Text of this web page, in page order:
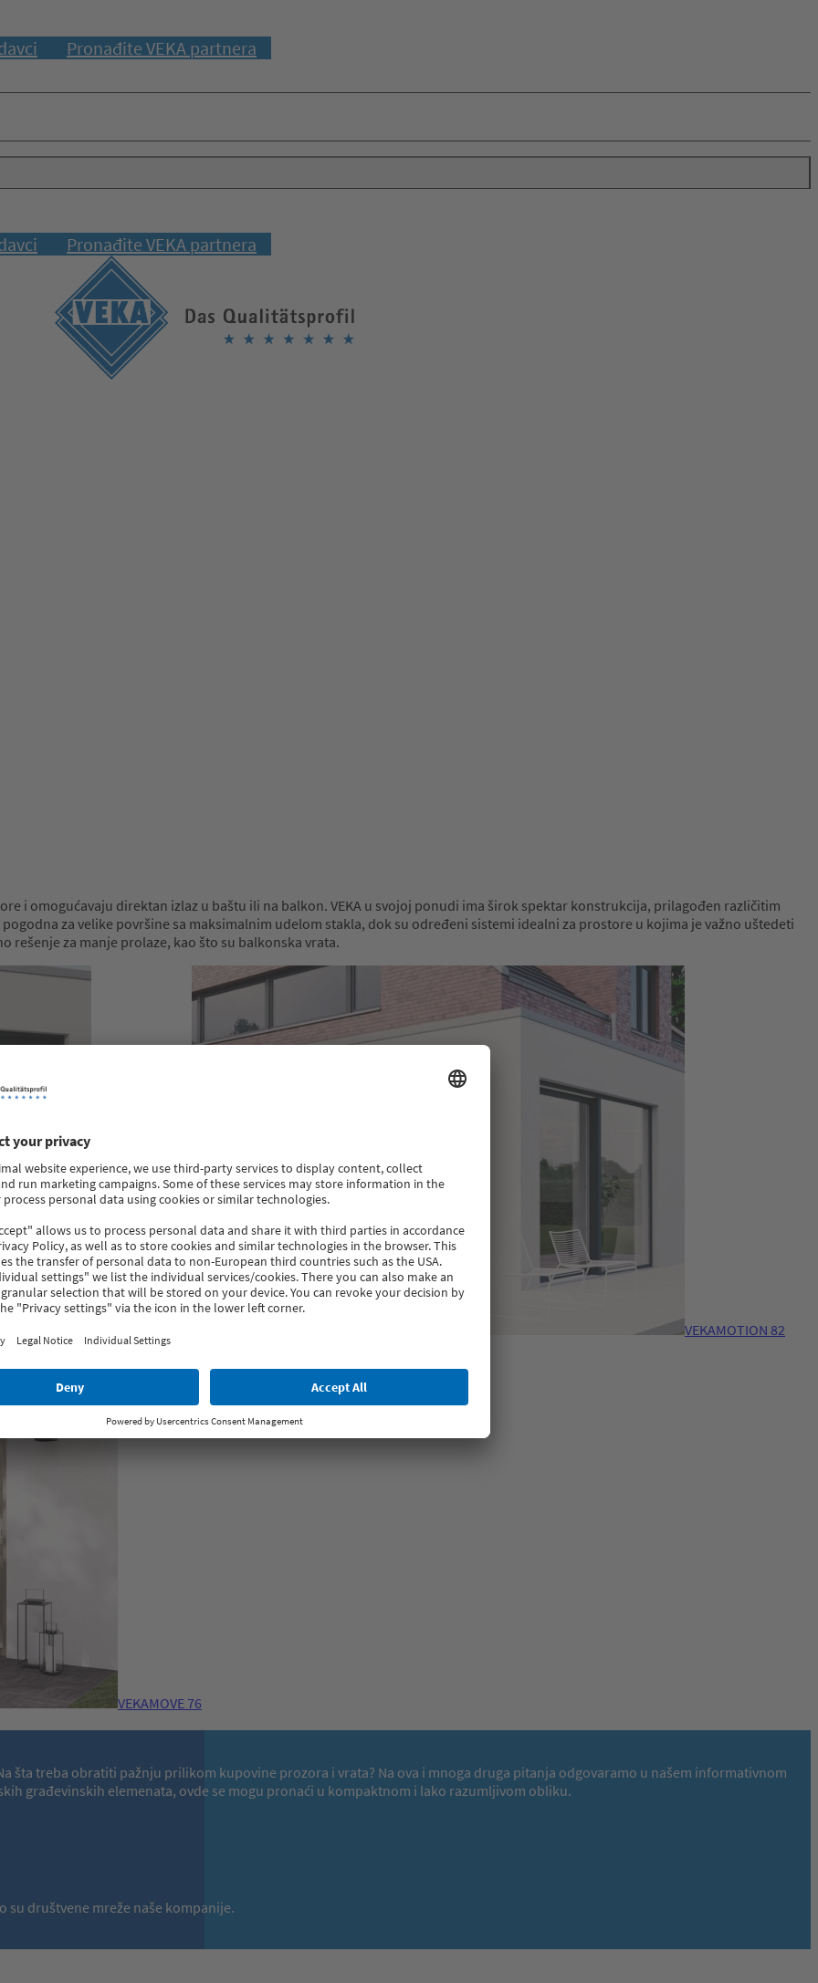
Pronađite VEKA partnera
Pronađite VEKA partnera
i omogućavaju direktan izlaz u baštu ili na balkon. VEKA u svojoj ponudi ima širok spektar konstrukcija, prilagođen različitim
za velike površine sa maksimalnim udelom stakla, dok su određeni sistemi idealni za prostore u kojima je važno uštedeti
za manje prolaze, kao što su balkonska vrata.
VEKAMOTION 82
VEKAMOVE 76
šta treba obratiti pažnju prilikom kupovine prozora i vrata? Na ova i mnoga druga pitanja odgovaramo u našem informativnom
građevinskih elemenata, ovde se mogu pronaći u kompaktnom i lako razumljivom obliku.
su društvene mreže naše kompanije.